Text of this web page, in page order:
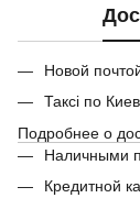
Новой
Таксі по
Подробнее о
Наличными
Кредитной